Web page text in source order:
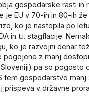
gospodarske rasti in
je EU v 70-ih in 80-ih že
ko je nastopila po
in t.i. stagflacije.
ko je razvojni denar
pogojene z manj
pa so pogosto
tem gospodarstvo manj
prispeva v državne